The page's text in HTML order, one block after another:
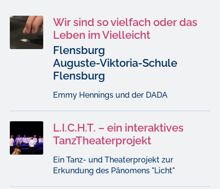
Wir sind so vielfach oder das
Leben im Vielleicht
Flensburg
Auguste-Viktoria-Schule
Flensburg
Emmy Hennings und der DADA
L.I.C.H.T. – ein interaktives
TanzTheaterprojekt
Ein Tanz- und Theaterprojekt zur
Erkundung des Pänomens "Licht"